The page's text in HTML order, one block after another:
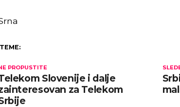
PROPUSTITE
Slovenije i dalje
za Telekom